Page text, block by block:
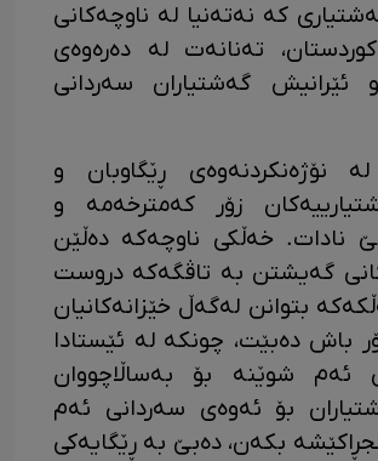
کە نەتەنیا لە ناوچەکانی
تەنانەت لە دەرەوەی
ئێرانیش گەشتیاران سەردانی
نۆژەنکردنەوەی ڕێگاوبان و
زۆر کەمترخەمە و
نادات. خەڵکی ناوچەکە دەڵێن
گەیشتن بە تاڤگەکە دروست
بتوانن لەگەڵ خێزانەکانیان
باش دەبێت، چونکە لە ئێستادا
ئەم شوێنە بۆ بەساڵاچووان
بۆ ئەوەی سەردانی ئەم
بکەن، دەبێ بە ڕێگایەکی